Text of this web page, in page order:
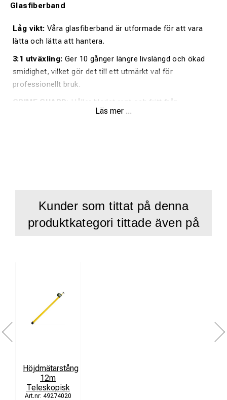
Glasfiberband
Låg vikt: Våra glasfiberband är utformade för att vara
lätta och lätta att hantera.
3:1 utväxling: Ger 10 gånger längre livslängd och ökad
smidighet, vilket gör det till ett utmärkt val för
professionellt bruk.
GRIME GUARD:
Håller bladet rent och fritt från
slipmaterial, vilket säkerställer en jämn och effektiv
Antal i förpackning:
Läs mer ...
Kunder som tittat på denna
produktkategori tittade även på
Höjdmätarstång
12m
Teleskopisk
49274020